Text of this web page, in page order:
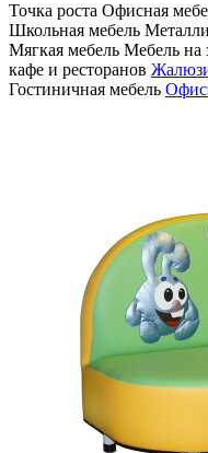
Точка роста Офисная
Школьная мебель
Мягкая мебель Мебель на
кафе и ресторанов
Гостиничная мебель